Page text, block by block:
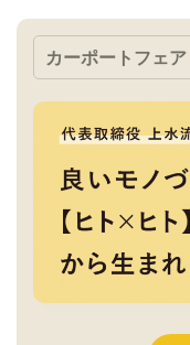
カーポートフェア